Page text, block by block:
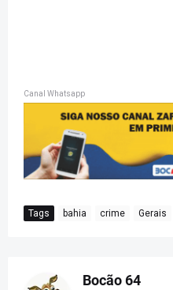
Canal Whatsapp
Tags bahia crime Gerais
Bocão 64